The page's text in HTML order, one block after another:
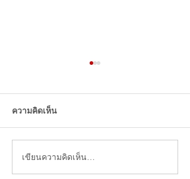
ไหนคนพูดถึงเยอะในโซเชีย
ลจีน
ความคิดเห็น
เขียนความคิดเห็น…